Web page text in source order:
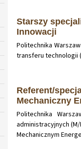
Starszy
Innowacji
Politechnika
transferu technologii
Referent/
Mechaniczny
Politechnika
administracyjnych
Mechanicznym